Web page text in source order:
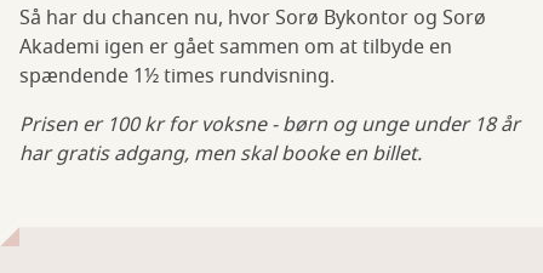
Så har du chancen nu, hvor Sorø Bykontor og Sorø
Akademi igen er gået sammen om at tilbyde en
spændende 1½ times rundvisning.
Prisen er 100 kr for voksne - børn og unge under 18 år
har gratis adgang, men skal booke en billet.